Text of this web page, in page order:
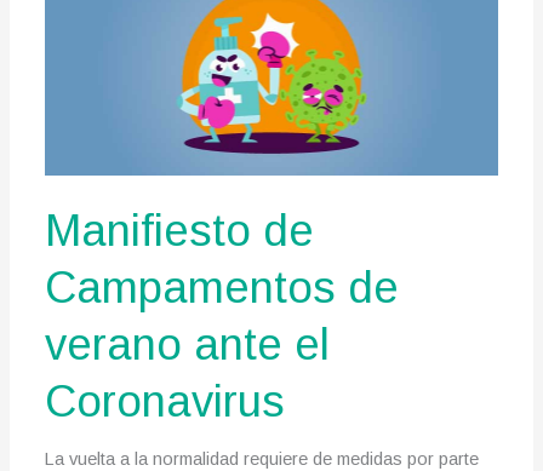
Manifiesto de
Campamentos de
verano ante el
Coronavirus
La vuelta a la normalidad requiere de medidas por parte